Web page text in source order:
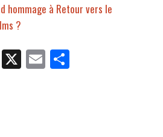
hommage à Retour vers le
?
X E
m
Pa
rt